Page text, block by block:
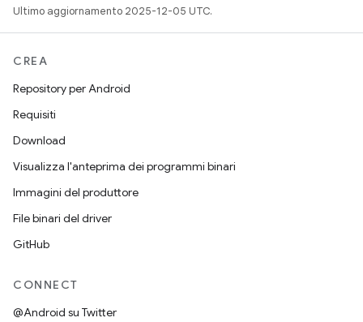
Ultimo aggiornamento 2025-12-05 UTC.
CREA
Repository per Android
Requisiti
Download
Visualizza l'anteprima dei programmi binari
Immagini del produttore
File binari del driver
GitHub
CONNECT
@Android su Twitter